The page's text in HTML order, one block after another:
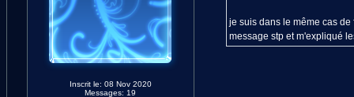
Inscrit le: 08 Nov 2020
Messages: 19
je suis dans le même cas
message stp et m'expliqué